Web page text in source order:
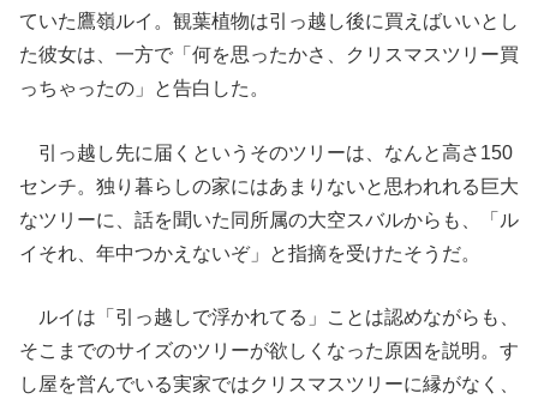
ていた鷹嶺ルイ。観葉植物は引っ越し後に買えばいいとし
た彼女は、一方で「何を思ったかさ、クリスマスツリー買
っちゃったの」と告白した。
引っ越し先に届くというそのツリーは、なんと高さ150
センチ。独り暮らしの家にはあまりないと思われれる巨大
なツリーに、話を聞いた同所属の大空スバルからも、「ル
イそれ、年中つかえないぞ」と指摘を受けたそうだ。
ルイは「引っ越しで浮かれてる」ことは認めながらも、
そこまでのサイズのツリーが欲しくなった原因を説明。す
し屋を営んでいる実家ではクリスマスツリーに縁がなく、